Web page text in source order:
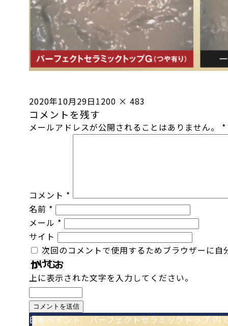
投
稿
日:
2020年10月29日フ
ル
サ
1200 × 483
コメントを残す
メールアドレスが公開されることはありません。 *
コメント *
名前 *
メール *
サイト
次回のコメントで使用するためブラウザーに自
上に表示された文字を入力してください。
日本ペイント パーフェクトセラミックトップ 内